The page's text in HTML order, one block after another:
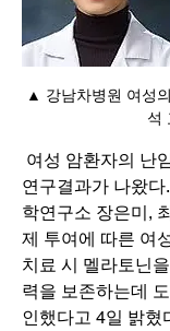
▲ 강남차병원 여성
석
여성 암환자의 난
연구결과가 나왔
학연구소 장은미,
제 투여에 따른 여
치료 시 멜라토닌
력을 보존하는데
인했다고 4일 밝혔